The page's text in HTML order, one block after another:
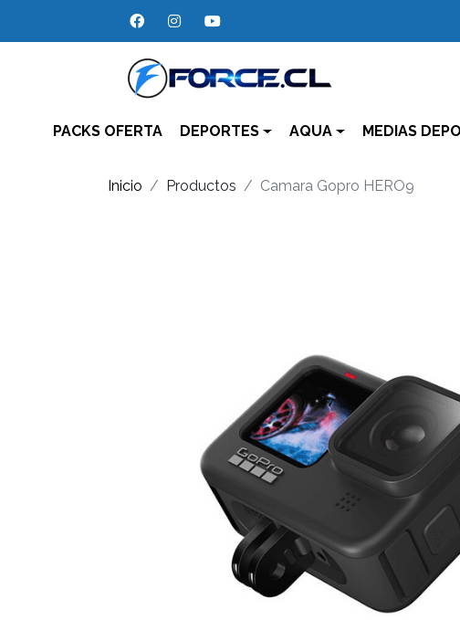
PACKS OFERTA DEPORTES AQUA MEDIAS
Inicio Productos Camara Gopro HERO9